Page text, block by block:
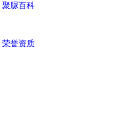
聚脲百科
荣誉资质